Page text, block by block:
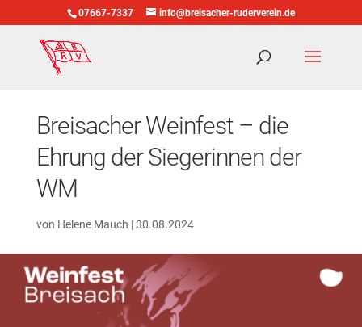
07667-7337 info@breisacher-ruderverein.de
Breisacher Weinfest – die
Ehrung der Siegerinnen der
WM
von Helene Mauch |30.08.2024